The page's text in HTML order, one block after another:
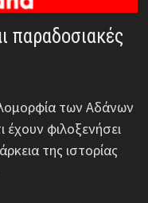
παραδοσιακές
των Αδάνων
έχουν φιλοξενήσει
της ιστορίας